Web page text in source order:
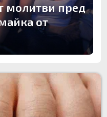
молитви пред
от